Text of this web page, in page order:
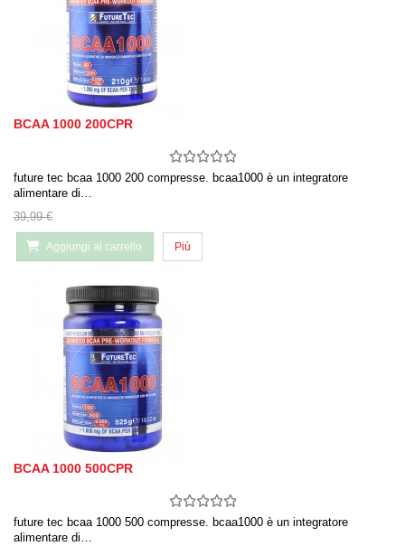
BCAA 1000 200CPR
future tec bcaa 1000 200 compresse. bcaa1000 è un integratore
alimentare di…
39,99 €
Aggiungi al carrello Più
BCAA 1000 500CPR
future tec bcaa 1000 500 compresse. bcaa1000 è un integratore
alimentare di…